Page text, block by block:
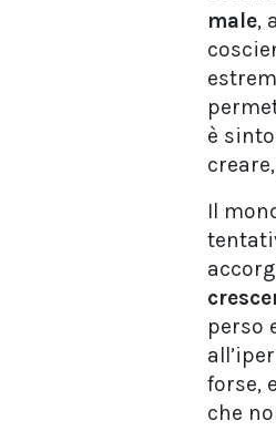
male,
è
Il
perso
forse,
che